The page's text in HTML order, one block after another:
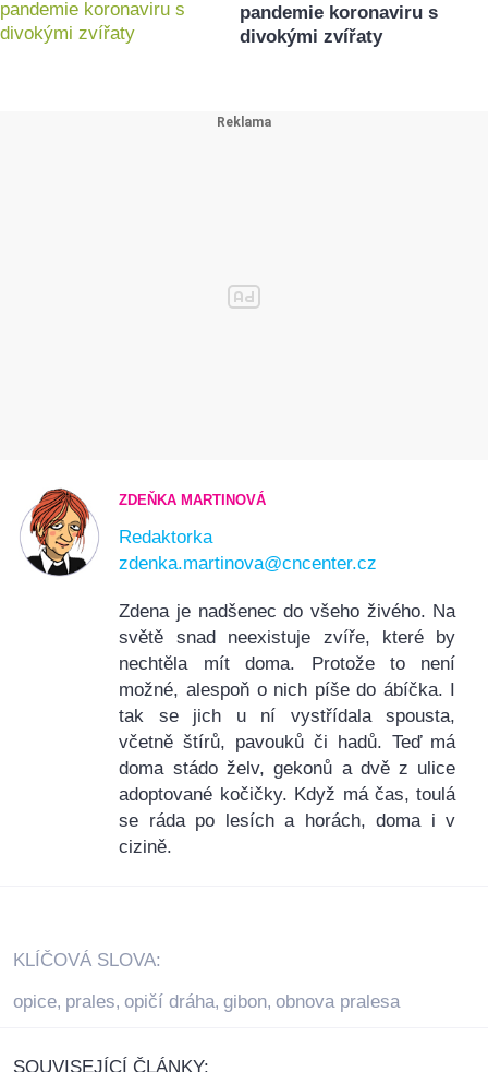
pandemie koronaviru s
divokými zvířaty
ZDEŇKA MARTINOVÁ
Redaktorka
zdenka.martinova@cncenter.cz
Zdena je nadšenec do všeho živého. Na
světě snad neexistuje zvíře, které by
nechtěla mít doma. Protože to není
možné, alespoň o nich píše do ábíčka. I
tak se jich u ní vystřídala spousta,
včetně štírů, pavouků či hadů. Teď má
doma stádo želv, gekonů a dvě z ulice
adoptované kočičky. Když má čas, toulá
se ráda po lesích a horách, doma i v
cizině.
KLÍČOVÁ SLOVA:
opice, prales, opičí dráha, gibon, obnova pralesa
SOUVISEJÍCÍ ČLÁNKY: